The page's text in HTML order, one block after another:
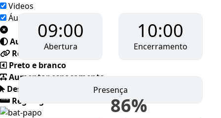
Videos
Áudios
Auto contraste
Realçar links
Preto e branco
Aumentar espaçamento
Destacando cursor
Regua guia
86%
Presença
09:00
Abertura
10:00
Encerramento